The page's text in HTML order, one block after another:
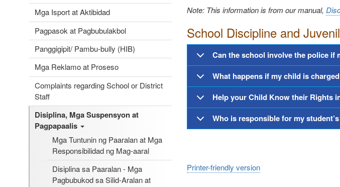
Mga Isport at Aktibidad
Pagpasok at Pagbubulakbol
Panggigipit/ Pambu-bully (HIB)
Mga Reklamo at Proseso
Complaints regarding School or District
Staff
Disiplina, Mga Suspensyon at
Pagpapaalis
Mga Tuntunin ng Paaralan at Mga
Responsibilidad ng Mag-aaral
Disiplina sa Paaralan - Mga
Pagbubukod sa Silid-Aralan at
Note: This information is from our manual,
School Discipline and
Can the school involve the police
What happens if my child is
Help your Child Know their Rights
Who is responsible for my
Printer-friendly version